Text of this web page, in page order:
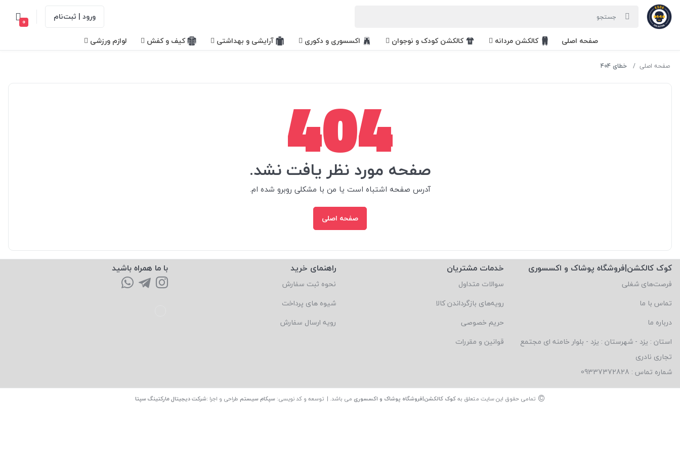
ورود | ثبت‌نام 0
صفحه اصلی کالکشن مردانه کالکشن کودک و نوجوان اکسسوری و دکوری آرایشی و بهداشتی کیف و کفش لوازم ورزشی
صفحه اصلی خطای 404
404
صفحه مورد نظر یافت نشد.
آدرس صفحه اشتباه است یا من با مشکلی روبرو شده ام.
صفحه اصلی
کوک کالکشن|فروشگاه پوشاک و اکسسوری
فرصت‌های شغلی
تماس با ما
درباره ما
استان : یزد - شهرستان : یزد - بلوار خامنه ای مجتمع
تجاری نادری
شماره تماس : 09337372828
خدمات مشتریان
سوالات متداول
رویه‌های بازگرداندن کالا
حریم خصوصی
قوانین و مقررات
راهنمای خرید
نحوه ثبت سفارش
شیوه های پرداخت
رویه ارسال سفارش
با ما همراه باشید
© تمامی حقوق این سایت متعلق بهکوک کالکشن|فروشگاه پوشاک و اکسسوری می باشد. | توسعه و کد نویسی: سپکام سیستم طراحی و اجرا :شرکت دیجیتال مارکتینگ سپتا